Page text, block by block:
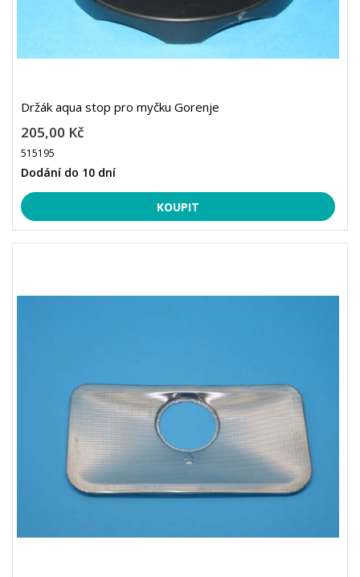
Držák aqua stop pro myčku Gorenje
205,00 Kč
515195
Dodání do 10 dní